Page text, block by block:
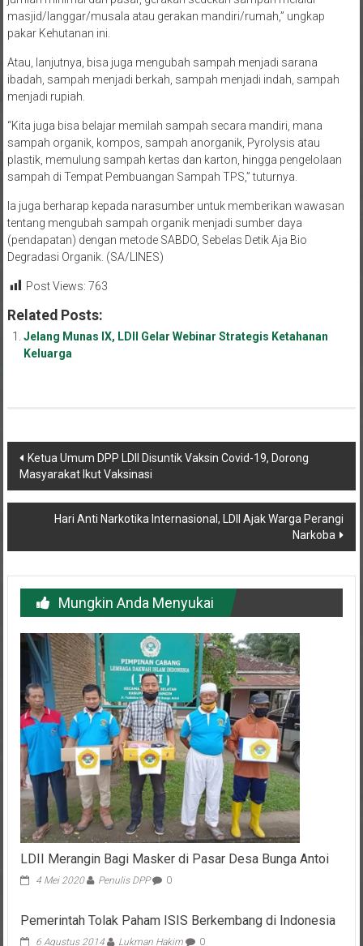
masjid/langgar/musala atau gerakan mandiri/rumah,” ungkap
pakar Kehutanan ini.
Atau, lanjutnya, bisa juga mengubah sampah menjadi sarana
ibadah, sampah menjadi berkah, sampah menjadi indah, sampah
menjadi rupiah.
“Kita juga bisa belajar memilah sampah secara mandiri, mana
sampah organik, kompos, sampah anorganik, Pyrolysis atau
plastik, memulung sampah kertas dan karton, hingga pengelolaan
sampah di Tempat Pembuangan Sampah TPS,” tuturnya.
Ia juga berharap kepada narasumber untuk memberikan wawasan
tentang mengubah sampah organik menjadi sumber daya
(pendapatan) dengan metode SABDO, Sebelas Detik Aja Bio
Degradasi Organik. (SA/LINES)
Post Views: 763
Related Posts:
Jelang Munas IX, LDII Gelar Webinar Strategis Ketahanan
Keluarga
Navigasi
pos
Ketua Umum DPP LDII Disuntik Vaksin Covid-19, Dorong
Masyarakat Ikut Vaksinasi
Hari Anti Narkotika Internasional, LDII Ajak Warga Perangi
Narkoba
Mungkin Anda Menyukai
LDII Merangin Bagi Masker di Pasar Desa Bunga Antoi
4 Mei 2020 Penulis DPP 0
Pemerintah Tolak Paham ISIS Berkembang di Indonesia
6 Agustus 2014 Lukman Hakim 0